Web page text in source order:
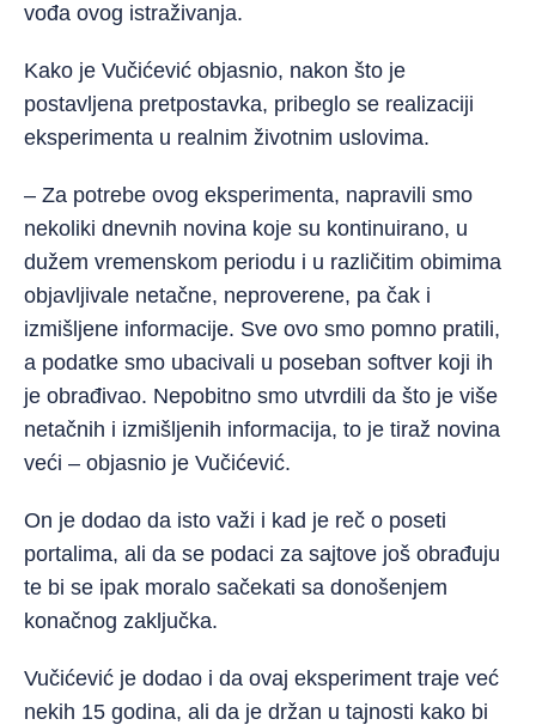
vođa ovog istraživanja.
Kako je Vučićević objasnio, nakon što je
postavljena pretpostavka, pribeglo se realizaciji
eksperimenta u realnim životnim uslovima.
– Za potrebe ovog eksperimenta, napravili smo
nekoliki dnevnih novina koje su kontinuirano, u
dužem vremenskom periodu i u različitim obimima
objavljivale netačne, neproverene, pa čak i
izmišljene informacije. Sve ovo smo pomno pratili,
a podatke smo ubacivali u poseban softver koji ih
je obrađivao. Nepobitno smo utvrdili da što je više
netačnih i izmišljenih informacija, to je tiraž novina
veći – objasnio je Vučićević.
On je dodao da isto važi i kad je reč o poseti
portalima, ali da se podaci za sajtove još obrađuju
te bi se ipak moralo sačekati sa donošenjem
konačnog zaključka.
Vučićević je dodao i da ovaj eksperiment traje već
nekih 15 godina, ali da je držan u tajnosti kako bi